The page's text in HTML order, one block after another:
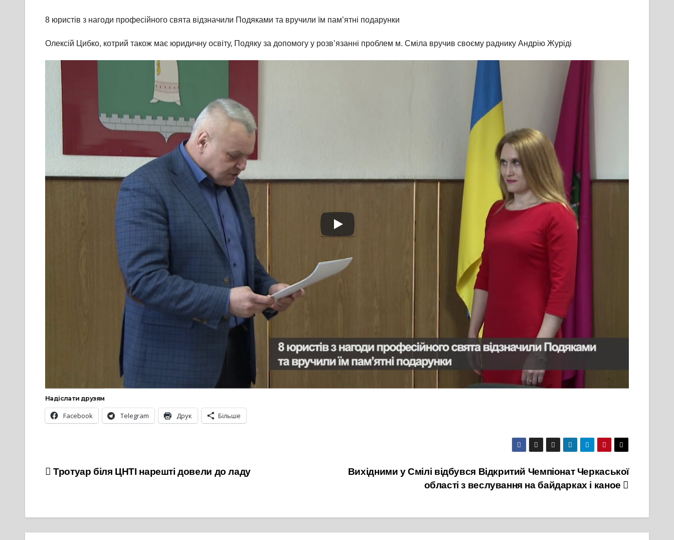
8 юристів з нагоди професійного свята відзначили Подяками та вручили їм пам’ятні подарунки
Олексій Цибко, котрий також має юридичну освіту, Подяку за допомогу у розв’язанні проблем м. Сміла вручив своєму раднику Андрію Журіді
Надіслати друзям
Facebook Telegram Друк Більше
Навігація
Вихідними у Смілі відбувся Відкритий Чемпіонат Черкаської
області з веслування на байдарках і каное
Тротуар біля ЦНТІ нарешті довели до ладу